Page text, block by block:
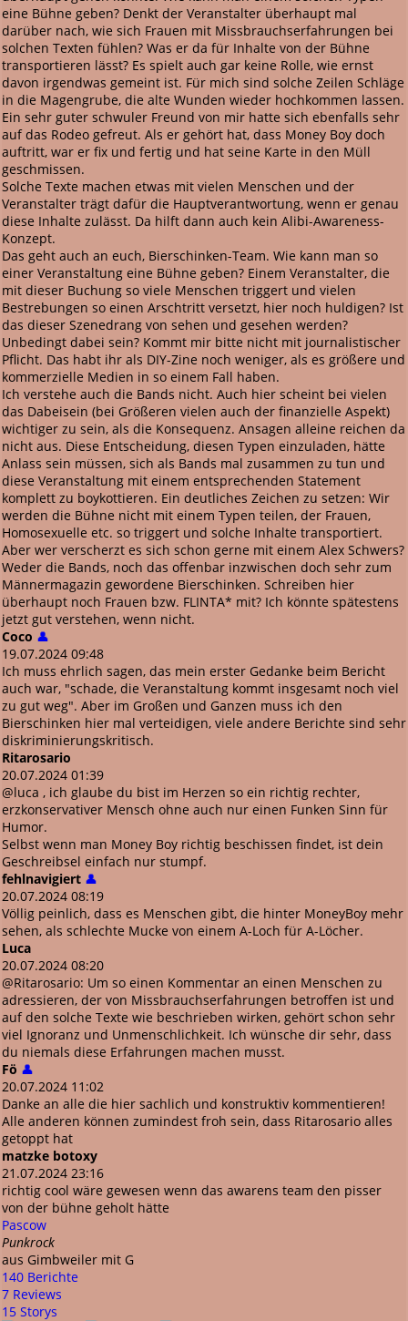
eine Bühne geben? Denkt der Veranstalter überhaupt mal
darüber nach, wie sich Frauen mit Missbrauchserfahrungen bei
solchen Texten fühlen? Was er da für Inhalte von der Bühne
transportieren lässt? Es spielt auch gar keine Rolle, wie ernst
davon irgendwas gemeint ist. Für mich sind solche Zeilen Schläge
in die Magengrube, die alte Wunden wieder hochkommen lassen.
Ein sehr guter schwuler Freund von mir hatte sich ebenfalls sehr
auf das Rodeo gefreut. Als er gehört hat, dass Money Boy doch
auftritt, war er fix und fertig und hat seine Karte in den Müll
geschmissen.
Solche Texte machen etwas mit vielen Menschen und der
Veranstalter trägt dafür die Hauptverantwortung, wenn er genau
diese Inhalte zulässt. Da hilft dann auch kein Alibi-Awareness-
Konzept.
Das geht auch an euch, Bierschinken-Team. Wie kann man so
einer Veranstaltung eine Bühne geben? Einem Veranstalter, die
mit dieser Buchung so viele Menschen triggert und vielen
Bestrebungen so einen Arschtritt versetzt, hier noch huldigen? Ist
das dieser Szenedrang von sehen und gesehen werden?
Unbedingt dabei sein? Kommt mir bitte nicht mit journalistischer
Pflicht. Das habt ihr als DIY-Zine noch weniger, als es größere und
kommerzielle Medien in so einem Fall haben.
Ich verstehe auch die Bands nicht. Auch hier scheint bei vielen
das Dabeisein (bei Größeren vielen auch der finanzielle Aspekt)
wichtiger zu sein, als die Konsequenz. Ansagen alleine reichen da
nicht aus. Diese Entscheidung, diesen Typen einzuladen, hätte
Anlass sein müssen, sich als Bands mal zusammen zu tun und
diese Veranstaltung mit einem entsprechenden Statement
komplett zu boykottieren. Ein deutliches Zeichen zu setzen: Wir
werden die Bühne nicht mit einem Typen teilen, der Frauen,
Homosexuelle etc. so triggert und solche Inhalte transportiert.
Aber wer verscherzt es sich schon gerne mit einem Alex Schwers?
Weder die Bands, noch das offenbar inzwischen doch sehr zum
Männermagazin gewordene Bierschinken. Schreiben hier
überhaupt noch Frauen bzw. FLINTA* mit? Ich könnte spätestens
jetzt gut verstehen, wenn nicht.
Coco 👤
19.07.2024 09:48
Ich muss ehrlich sagen, das mein erster Gedanke beim Bericht
auch war, "schade, die Veranstaltung kommt insgesamt noch viel
zu gut weg". Aber im Großen und Ganzen muss ich den
Bierschinken hier mal verteidigen, viele andere Berichte sind sehr
diskriminierungskritisch.
Ritarosario
20.07.2024 01:39
@luca , ich glaube du bist im Herzen so ein richtig rechter,
erzkonservativer Mensch ohne auch nur einen Funken Sinn für
Humor.
Selbst wenn man Money Boy richtig beschissen findet, ist dein
Geschreibsel einfach nur stumpf.
fehlnavigiert 👤
20.07.2024 08:19
Völlig peinlich, dass es Menschen gibt, die hinter MoneyBoy mehr
sehen, als schlechte Mucke von einem A-Loch für A-Löcher.
Luca
20.07.2024 08:20
@Ritarosario: Um so einen Kommentar an einen Menschen zu
adressieren, der von Missbrauchserfahrungen betroffen ist und
auf den solche Texte wie beschrieben wirken, gehört schon sehr
viel Ignoranz und Unmenschlichkeit. Ich wünsche dir sehr, dass
du niemals diese Erfahrungen machen musst.
Fö 👤
20.07.2024 11:02
Danke an alle die hier sachlich und konstruktiv kommentieren!
Alle anderen können zumindest froh sein, dass Ritarosario alles
getoppt hat
matzke botoxy
21.07.2024 23:16
richtig cool wäre gewesen wenn das awarens team den pisser
von der bühne geholt hätte
Pascow
Punkrock
aus Gimbweiler mit G
140 Berichte
7 Reviews
15 Storys